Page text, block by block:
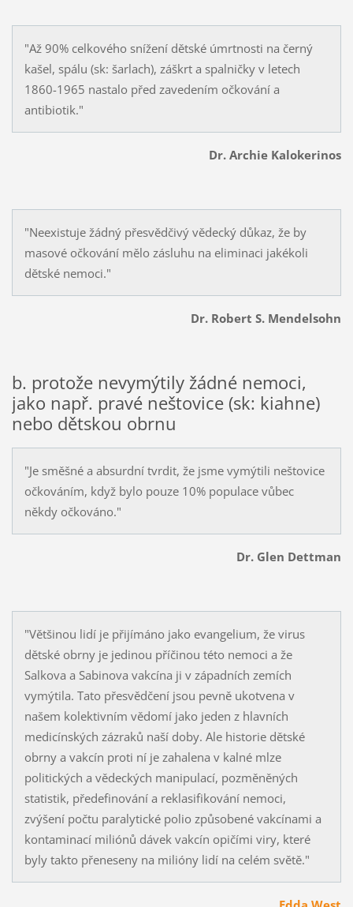
"Až 90% celkového snížení dětské úmrtnosti na černý
kašel, spálu (sk: šarlach), záškrt a spalničky v letech
1860-1965 nastalo před zavedením očkování a
antibiotik."
Dr. Archie Kalokerinos
"Neexistuje žádný přesvědčivý vědecký důkaz, že by
masové očkování mělo zásluhu na eliminaci jakékoli
dětské nemoci."
Dr. Robert S. Mendelsohn
b. protože nevymýtily žádné nemoci,
jako např. pravé neštovice (sk: kiahne)
nebo dětskou obrnu
"Je směšné a absurdní tvrdit, že jsme vymýtili neštovice
očkováním, když bylo pouze 10% populace vůbec
někdy očkováno."
Dr. Glen Dettman
"Většinou lidí je přijímáno jako evangelium, že virus
dětské obrny je jedinou příčinou této nemoci a že
Salkova a Sabinova vakcína ji v západních zemích
vymýtila. Tato přesvědčení jsou pevně ukotvena v
našem kolektivním vědomí jako jeden z hlavních
medicínských zázraků naší doby. Ale historie dětské
obrny a vakcín proti ní je zahalena v kalné mlze
politických a vědeckých manipulací, pozměněných
statistik, předefinování a reklasifikování nemoci,
zvýšení počtu paralytické polio způsobené vakcínami a
kontaminací miliónů dávek vakcín opičími viry, které
byly takto přeneseny na milióny lidí na celém světě."